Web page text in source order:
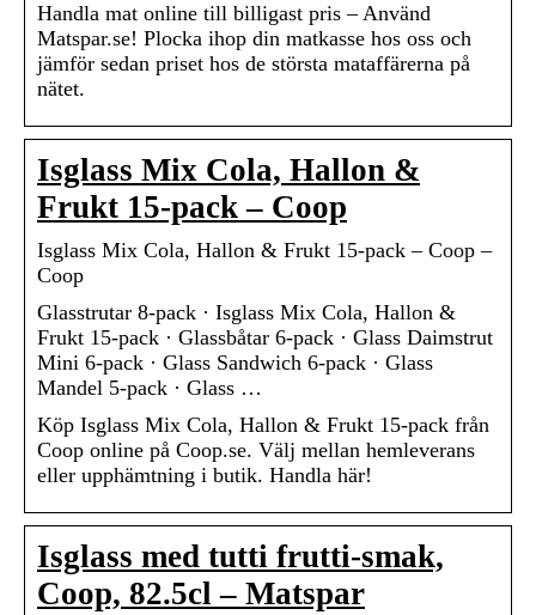
Handla mat online till billigast pris – Använd
Matspar.se! Plocka ihop din matkasse hos oss och
jämför sedan priset hos de största mataffärerna på
nätet.
Isglass Mix Cola, Hallon &
Frukt 15-pack – Coop
Isglass Mix Cola, Hallon & Frukt 15-pack – Coop –
Coop
Glasstrutar 8-pack · Isglass Mix Cola, Hallon &
Frukt 15-pack · Glassbåtar 6-pack · Glass Daimstrut
Mini 6-pack · Glass Sandwich 6-pack · Glass
Mandel 5-pack · Glass …
Köp Isglass Mix Cola, Hallon & Frukt 15-pack från
Coop online på Coop.se. Välj mellan hemleverans
eller upphämtning i butik. Handla här!
Isglass med tutti frutti-smak,
Coop, 82.5cl – Matspar